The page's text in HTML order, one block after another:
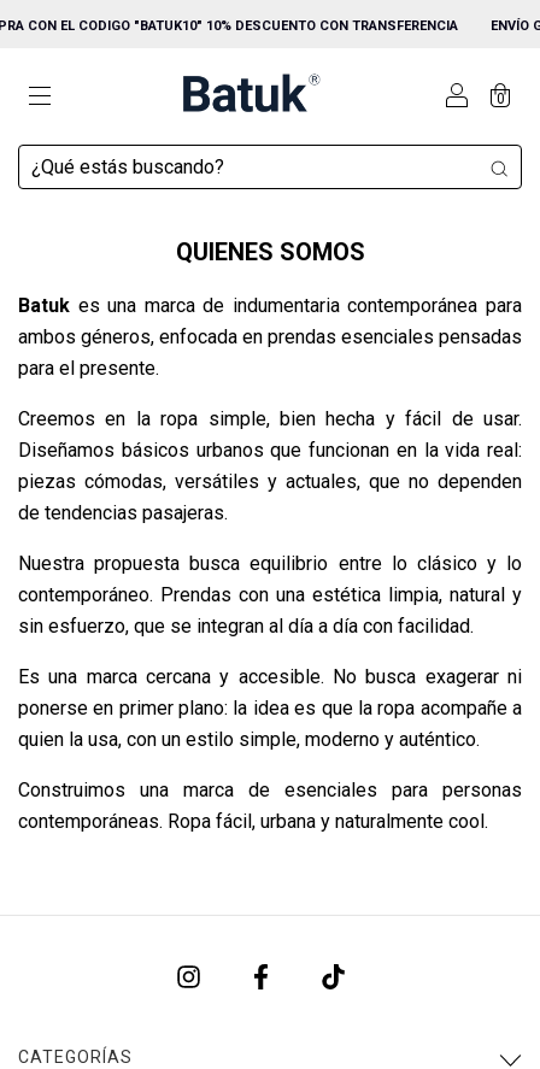
CON EL CODIGO "BATUK10" 10% DESCUENTO CON TRANSFERENCIA ENVÍO
0
QUIENES SOMOS
Batuk es una marca de indumentaria contemporánea para
ambos géneros, enfocada en prendas esenciales pensadas
para el presente.
Creemos en la ropa simple, bien hecha y fácil de usar.
Diseñamos básicos urbanos que funcionan en la vida real:
piezas cómodas, versátiles y actuales, que no dependen
de tendencias pasajeras.
Nuestra propuesta busca equilibrio entre lo clásico y lo
contemporáneo. Prendas con una estética limpia, natural y
sin esfuerzo, que se integran al día a día con facilidad.
Es una marca cercana y accesible. No busca exagerar ni
ponerse en primer plano: la idea es que la ropa acompañe a
quien la usa, con un estilo simple, moderno y auténtico.
Construimos una marca de esenciales para personas
contemporáneas. Ropa fácil, urbana y naturalmente cool.
CATEGORÍAS